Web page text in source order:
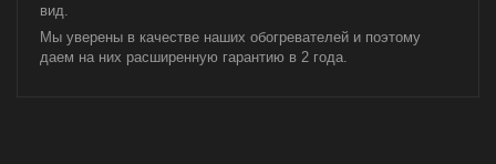
вид.
Мы уверены в качестве наших обогревателей и поэтому
даем на них расширенную гарантию в 2 года.